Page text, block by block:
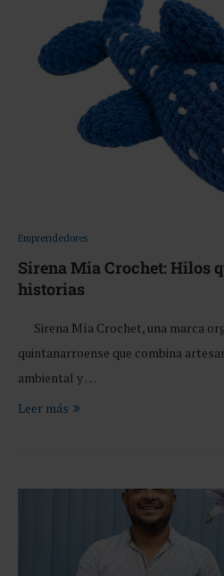
Emprendedores
Sirena Mia Crochet: Hilos
historias
Sirena Mía Crochet, una marca
quintanarroense que combina
ambiental y …
Leer más